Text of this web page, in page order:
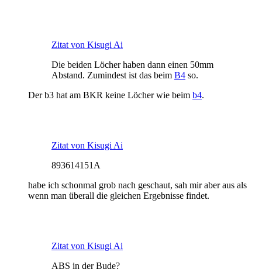
Zitat von Kisugi Ai
Die beiden Löcher haben dann einen 50mm
Abstand. Zumindest ist das beim B4 so.
Der b3 hat am BKR keine Löcher wie beim b4.
Zitat von Kisugi Ai
893614151A
habe ich schonmal grob nach geschaut, sah mir aber aus als
wenn man überall die gleichen Ergebnisse findet.
Zitat von Kisugi Ai
ABS in der Bude?